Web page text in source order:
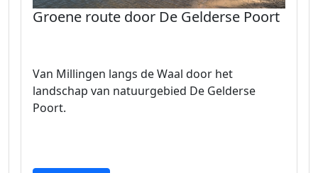
Groene route door De Gelderse Poort
Van Millingen langs de Waal door het
landschap van natuurgebied De Gelderse
Poort.